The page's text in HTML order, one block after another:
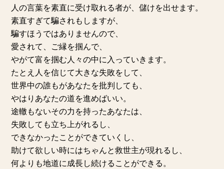
人の言葉を素直に受け取れる者が、儲けを出せます。
素直すぎて騙されもしますが、
騙すほうではありませんので、
愛されて、ご縁を掴んで、
やがて富を掴む人々の中に入っていきます。
たとえ人を信じて大きな失敗をして、
世界中の誰もがあなたを批判しても、
やはりあなたの道を進めばいい。
途轍もないその力を持ったあなたは、
失敗しても立ち上がれるし、
できなかったことができていくし、
助けて欲しい時にはちゃんと救世主が現れるし、
何よりも地道に成長し続けることができる。